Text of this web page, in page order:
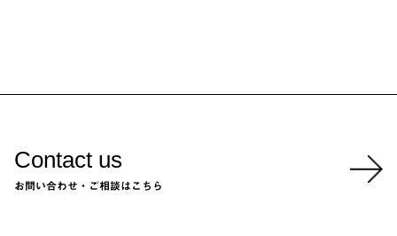
Contact us
お問い合わせ・ご相談はこちら